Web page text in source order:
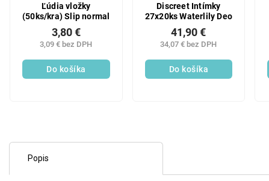
Ľúdia vložky
(50ks/kra) Slip normal
3,09 € bez DPH
3,80 €
Do košíka
Discreet Intímky
27x20ks Waterlily Deo
34,07 € bez DPH
41,90 €
Do košíka
Popis